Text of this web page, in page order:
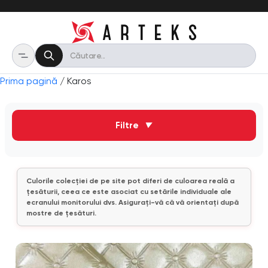
Prima pagină / Karos
Filtre ▼
Culorile colecției de pe site pot diferi de culoarea reală a
țesăturii, ceea ce este asociat cu setările individuale ale
ecranului monitorului dvs. Asigurați-vă că vă orientați după
mostre de țesături.